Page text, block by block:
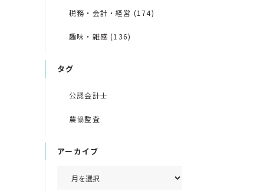
税務・会計・経営 (174)
趣味・雑感 (136)
タグ
公認会計士
農協監査
アーカイブ